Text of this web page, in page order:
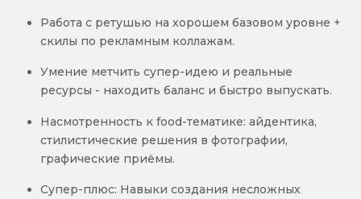
Работа с ретушью на хорошем базовом уровне +
скилы по рекламным коллажам.
Умение метчить супер-идею и реальные
ресурсы - находить баланс и быстро выпускать.
Насмотренность к food-тематике: айдентика,
стилистические решения в фотографии,
графические приёмы.
Супер-плюс: Навыки создания несложных